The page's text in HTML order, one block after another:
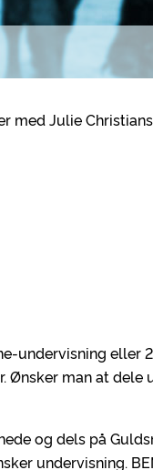
med Julie
undervisning eller
man at dele
og dels på
undervisning.